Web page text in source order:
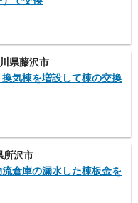
県藤沢市
気棟を増設して棟の交換
所沢市
倉庫の漏水した棟板金を